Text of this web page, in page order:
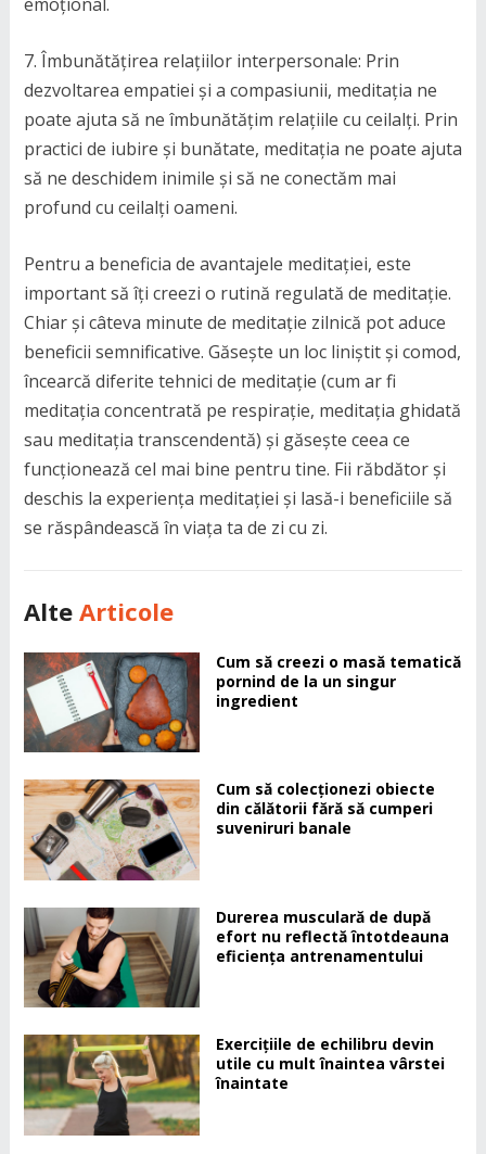
7. Îmbunătățirea relațiilor interpersonale: Prin
dezvoltarea empatiei și a compasiunii, meditația ne
poate ajuta să ne îmbunătățim relațiile cu ceilalți. Prin
practici de iubire și bunătate, meditația ne poate ajuta
să ne deschidem inimile și să ne conectăm mai
profund cu ceilalți oameni.
Pentru a beneficia de avantajele meditației, este
important să îți creezi o rutină regulată de meditație.
Chiar și câteva minute de meditație zilnică pot aduce
beneficii semnificative. Găsește un loc liniștit și comod,
încearcă diferite tehnici de meditație (cum ar fi
meditația concentrată pe respirație, meditația ghidată
sau meditația transcendentă) și găsește ceea ce
funcționează cel mai bine pentru tine. Fii răbdător și
deschis la experiența meditației și lasă-i beneficiile să
se răspândească în viața ta de zi cu zi.
Alte Articole
Cum să creezi o masă tematică
pornind de la un singur
ingredient
Cum să colecționezi obiecte
din călătorii fără să cumperi
suveniruri banale
Durerea musculară de după
efort nu reflectă întotdeauna
eficiența antrenamentului
Exercițiile de echilibru devin
utile cu mult înaintea vârstei
înaintate